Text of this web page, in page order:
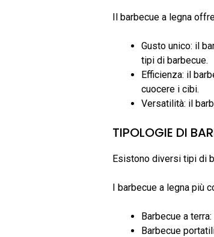
Il barbecue a legna
Gusto unico: il
tipi di barbecue.
Efficienza: il
cuocere i cibi.
Versatilità: il
TIPOLOGIE DI
Esistono diversi tipi di
I barbecue a legna più
Barbecue a
Barbecue